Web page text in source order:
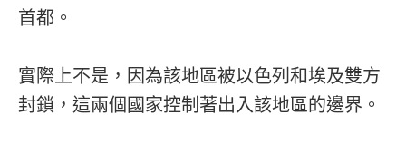
首都。
實際上不是，因為該地區被以色列和埃及雙方
封鎖，這兩個國家控制著出入該地區的邊界。